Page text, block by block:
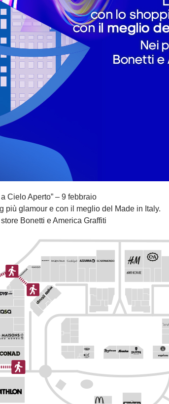
Cielo Aperto” – 9 febbraio
più glamour e con il meglio del Made in Italy.
Bonetti e America Graffiti